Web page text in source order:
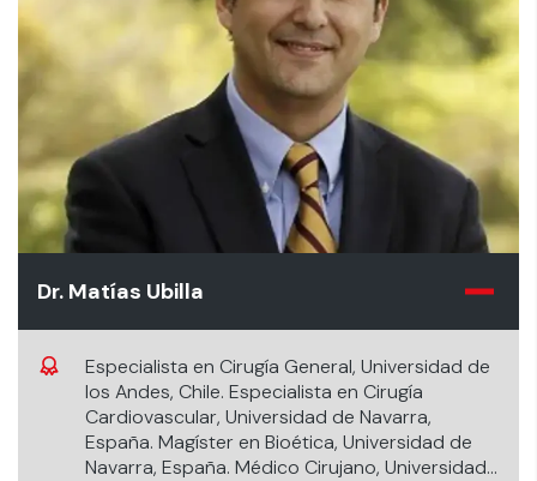
Dr. Matías Ubilla
Especialista en Cirugía General, Universidad de
los Andes, Chile. Especialista en Cirugía
Cardiovascular, Universidad de Navarra,
España. Magíster en Bioética, Universidad de
Navarra, España. Médico Cirujano, Universidad